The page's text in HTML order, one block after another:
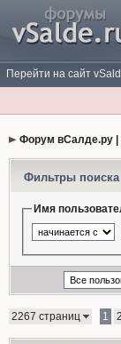
Перейти на сайт
Форум вСалде.ру
Фильтры поиска
Имя
2267 страниц 1 2